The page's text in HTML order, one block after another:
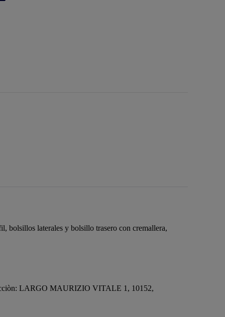
laterales y bolsillo trasero con cremallera,
LARGO MAURIZIO VITALE 1, 10152,